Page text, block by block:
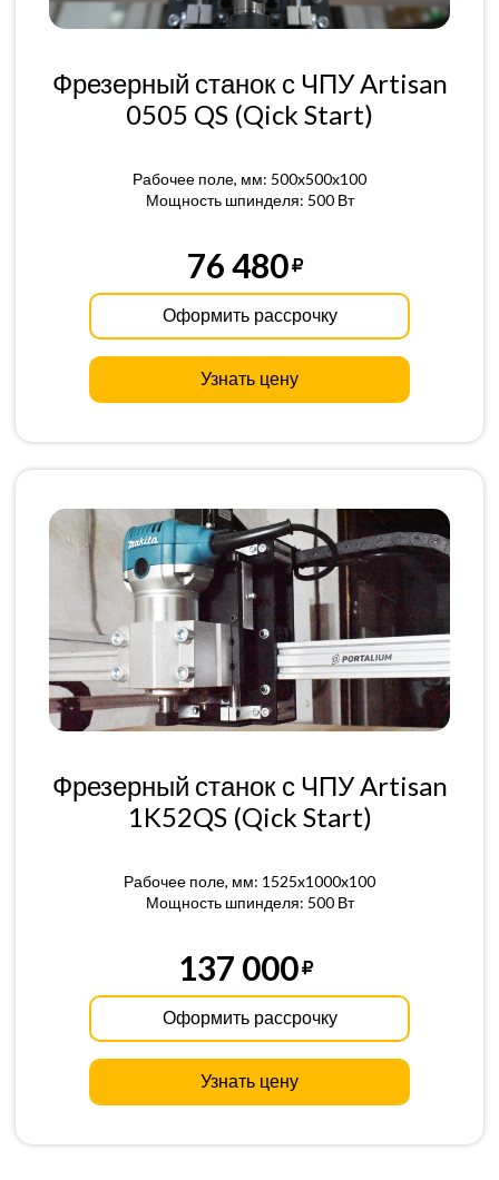
Фрезерный станок с ЧПУ Artisan
0505 QS (Qick Start)
Рабочее поле, мм: 500x500x100
Мощность шпинделя: 500 Вт
76 480
Оформить рассрочку
Узнать цену
Фрезерный станок с ЧПУ Artisan
1K52QS (Qick Start)
Рабочее поле, мм: 1525x1000x100
Мощность шпинделя: 500 Вт
137 000
Оформить рассрочку
Узнать цену